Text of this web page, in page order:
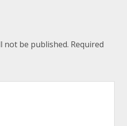
not be published. Required